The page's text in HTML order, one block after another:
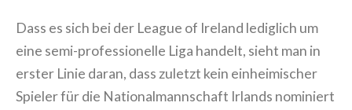
Dass es sich bei der League of Ireland lediglich um
eine semi-professionelle Liga handelt, sieht man in
erster Linie daran, dass zuletzt kein einheimischer
Spieler für die Nationalmannschaft Irlands nominiert